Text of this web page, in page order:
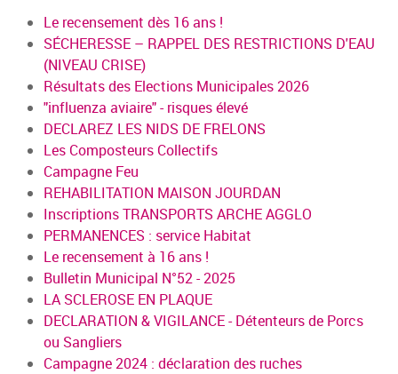
Le recensement dès 16 ans !
SÉCHERESSE – RAPPEL DES RESTRICTIONS D'EAU
(NIVEAU CRISE)
Résultats des Elections Municipales 2026
"influenza aviaire" - risques élevé
DECLAREZ LES NIDS DE FRELONS
Les Composteurs Collectifs
Campagne Feu
REHABILITATION MAISON JOURDAN
Inscriptions TRANSPORTS ARCHE AGGLO
PERMANENCES : service Habitat
Le recensement à 16 ans !
Bulletin Municipal N°52 - 2025
LA SCLEROSE EN PLAQUE
DECLARATION & VIGILANCE - Détenteurs de Porcs
ou Sangliers
Campagne 2024 : déclaration des ruches